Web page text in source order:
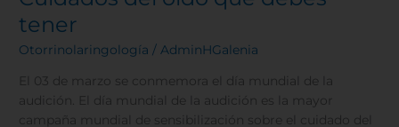
tener
Otorrinolaringología /AdminHGalenia
El 03 de marzo se conmemora el día mundial de la
audición. El día mundial de la audición es la mayor
campaña mundial de sensibilización sobre el cuidado del
oído
que